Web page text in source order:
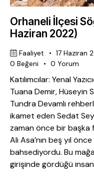
Orhaneli İlçesi
Haziran 2022)
Faaliyet 17 Haziran
0 Beğeni 0 Yorum
Katılımcılar: Yenal
Tuana Demir, Hüseyin
Tundra Devamlı
ikamet eden Sedat
zaman önce bir başka
Ali Asa’nın beş yıl
bahsediyordu. Bu
girişinde gördüğü insan